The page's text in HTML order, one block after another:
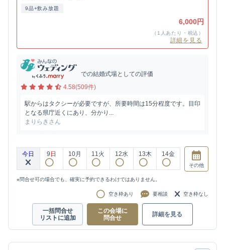
9品+飲み放題
6,000円
（1人あたり・税込）
詳細を見る
での結婚式場としての評価
4.58(509件)
駅からはタクシーが必要ですが、所要時間は15分程度です。目印
となる県庁近くにあり、分かり...
まりらきさん
今日 9 日 10月 11火 12水 13木 14金
その他
※問合せ可の場合でも、確実に予約できるわけではありません。
空き枠あり 要相談 空き枠なし
一括問合せ
リストに追加
この会場に
問合せ
詳細を見る